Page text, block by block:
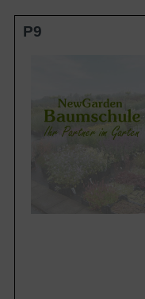
Wuchs
Wuchshöhe
Blüte
Blütezeit
Mai
1
P9